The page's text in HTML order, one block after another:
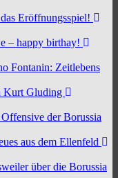
Eröffnungsspiel!
– happy birthay!
Fontanin: Zeitlebens
Kurt Gluding
der Borussia
aus dem Ellenfeld
über die Borussia